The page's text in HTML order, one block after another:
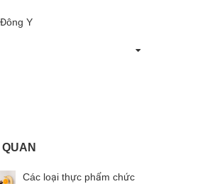
Y
Các loại thực phẩm chức